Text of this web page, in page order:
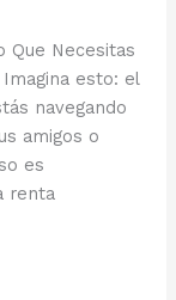
Que Necesitas
Imagina esto: el
navegando
amigos o
es
renta